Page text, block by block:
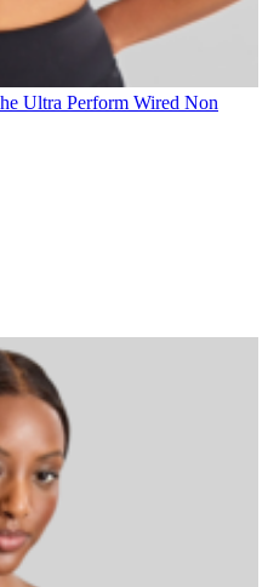
Ultra Perform Wired Non